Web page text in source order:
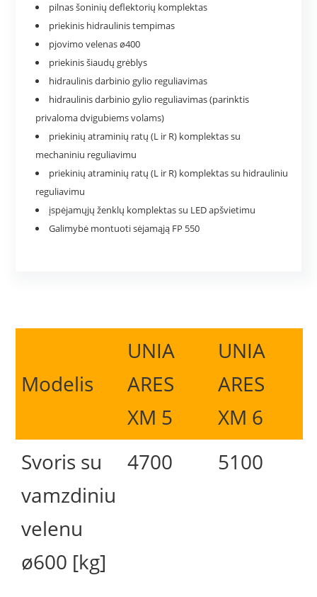
pilnas šoninių deflektorių komplektas
priekinis hidraulinis tempimas
pjovimo velenas ø400
priekinis šiaudų grėblys
hidraulinis darbinio gylio reguliavimas
hidraulinis darbinio gylio reguliavimas (parinktis
privaloma dvigubiems volams)
priekinių atraminių ratų (L ir R) komplektas su
mechaniniu reguliavimu
priekinių atraminių ratų (L ir R) komplektas su hidrauliniu
reguliavimu
įspėjamųjų ženklų komplektas su LED apšvietimu
Galimybė montuoti sėjamąją FP 550
Modelis
UNIA
ARES
XM 5
UNIA
ARES
XM 6
Svoris su
vamzdiniu
velenu
ø600 [kg]
4700 5100